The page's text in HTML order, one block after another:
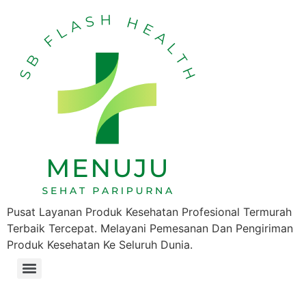
Pusat Layanan Produk Kesehatan Profesional Termurah
Terbaik Tercepat. Melayani Pemesanan Dan Pengiriman
Produk Kesehatan Ke Seluruh Dunia.